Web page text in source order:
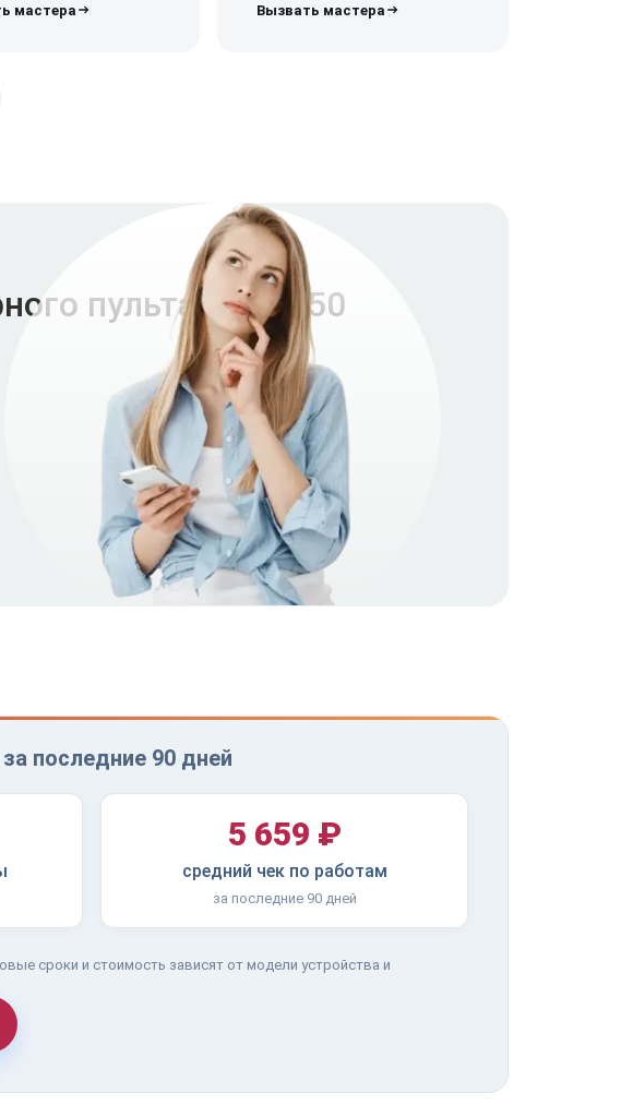
пульта DJM-450
последние 90 дней
5 659 ₽
средний чек по работам
за последние 90 дней
сроки и стоимость зависят от модели устройства и